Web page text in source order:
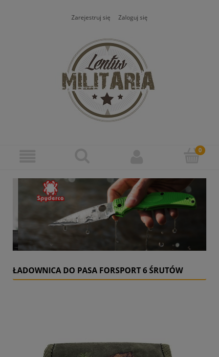
Zarejestruj się Zaloguj się
ŁADOWNICA DO PASA FORSPORT 6 ŚRUTÓW